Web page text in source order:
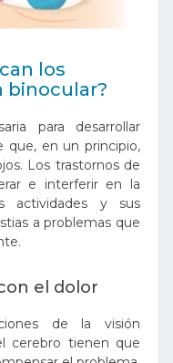
los
binocular?
para desarrollar
que, en un principio,
Los trastornos de
e interferir en la
actividades y sus
a problemas que
el dolor
de la visión
cerebro tienen que